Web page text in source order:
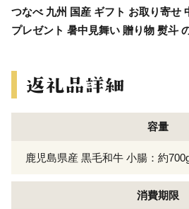
つなべ 九州 国産 ギフト お取り寄せ
プレゼント 暑中見舞い 贈り物 熨斗 の
容量
鹿児島県産 黒毛和牛 小腸：約
消費期限